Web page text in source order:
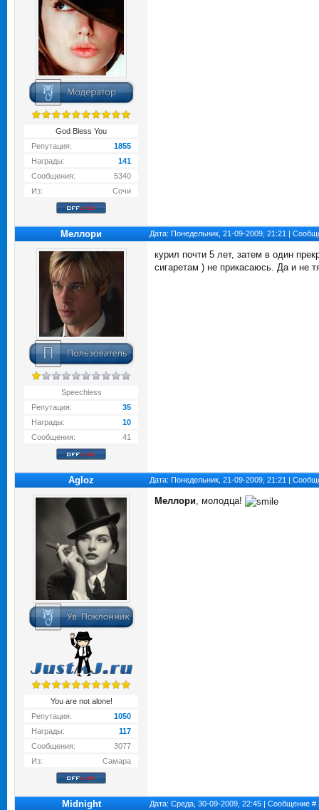
God Bless You
Репутация:
1855
Награды:
141
Сообщения:
5340
Из:
Сочи
Меллори Дата: Понедельник, 21-09-2009, 21:21 |
Speechless
Репутация:
35
Награды:
10
Сообщения:
41
курил почти 5 лет, затем в один
сигаретам ) не прикасаюсь. Да и не
Agloz Дата: Понедельник, 21-09-2009, 21:21 |
You are not alone!
Репутация:
1050
Награды:
117
Сообщения:
3077
Из:
Самара
Меллори, молодца!
Midnight Дата: Среда, 30-09-2009, 22:45 | Сообщение #